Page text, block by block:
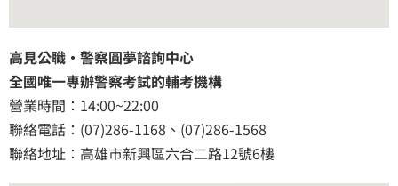
高見公職‧警察圓夢諮詢中心
全國唯一專辦警察考試的輔考機構
營業時間：14:00~22:00
聯絡電話：(07)286-1168、(07)286-1568
聯絡地址：高雄市新興區六合二路12號6樓